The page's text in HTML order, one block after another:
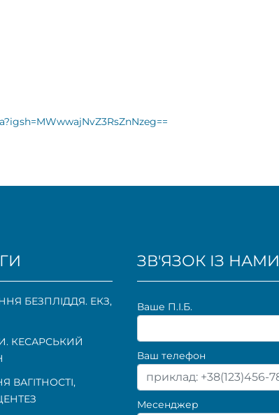
БЕЗПЛІДДЯ. ЕКЗ,
КЕСАРСЬКИЙ
ВАГІТНОСТІ,
ЗВ'ЯЗОК ІЗ НАМИ
Ваше П.I.Б.
Ваш телефон
Месенджер